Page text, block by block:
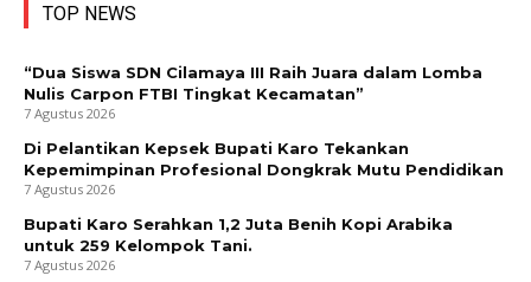
TOP NEWS
“Dua Siswa SDN Cilamaya III Raih Juara dalam Lomba
Nulis Carpon FTBI Tingkat Kecamatan”
7 Agustus 2026
Di Pelantikan Kepsek Bupati Karo Tekankan
Kepemimpinan Profesional Dongkrak Mutu Pendidikan
7 Agustus 2026
Bupati Karo Serahkan 1,2 Juta Benih Kopi Arabika
untuk 259 Kelompok Tani.
7 Agustus 2026